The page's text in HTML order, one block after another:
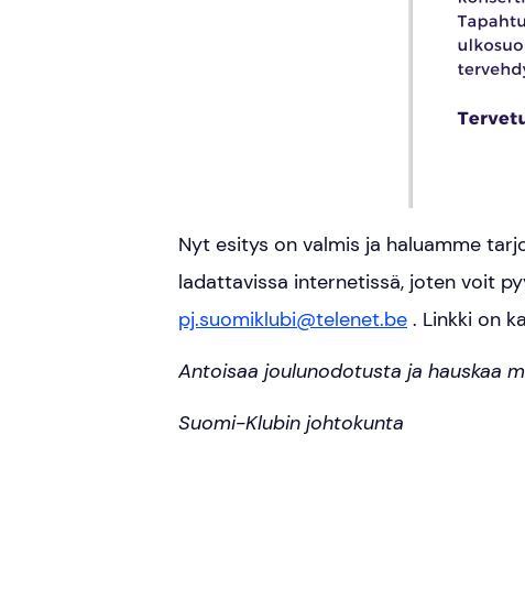
Nyt esitys on valmis ja haluamme
ladattavissa internetissä, joten voit
pj.suomiklubi@telenet.be . Linkki on
Antoisaa joulunodotusta ja hauskaa
Suomi-Klubin johtokunta